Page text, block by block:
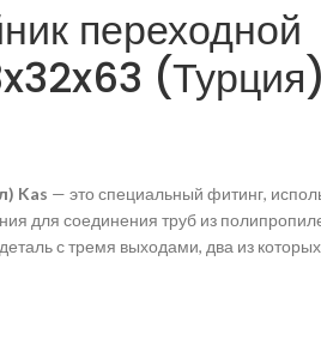
переходной
(Турция)
Kas — это специальный фитинг,
для соединения труб из
с тремя выходами, два из